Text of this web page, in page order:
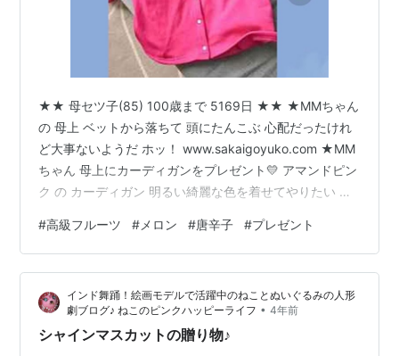
★★ 母セツ子(85) 100歳まで 5169日 ★★ ★MMちゃん
の 母上 ベットから落ちて 頭にたんこぶ 心配だったけれ
ど大事ないようだ ホッ！ www.sakaigoyuko.com ★MM
ちゃん 母上にカーディガンをプレゼント💛 アマンドピン
ク の カーディガン 明るい綺麗な色を着せてやりたい と
らっしゃる方へのプレゼントは お名前も書かなくてはな
らない プレゼントといえば 先日義母の誕生日に果物を送
ったワタシ 今回は失敗してしまった・・・ 泣きたくなっ
た あぁあ・・・・ 失敗した www.sakaigoyuko.com デ
#高級フルーツ # メロン #唐辛子 #プレゼント
インド舞踊！絵画モデルで活躍中のねことぬいぐるみの人形
劇ブログ♪ ねこのピンクハッピーライフ • 4年前
シャインマスカットの贈り物♪